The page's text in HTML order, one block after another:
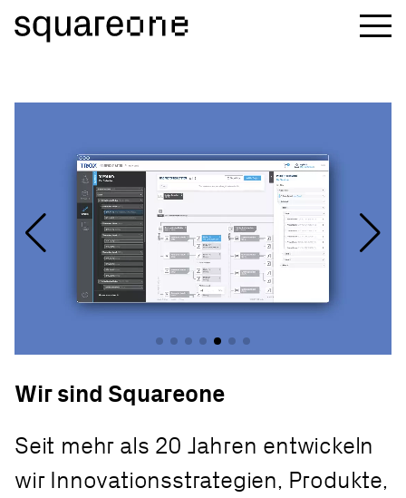
Wir sind Squareone
Seit mehr als 20 Jahren entwickeln
wir Innovationsstrategien, Produkte,